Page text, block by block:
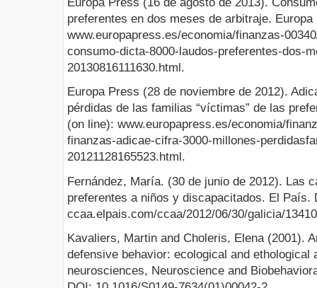
preferentes en dos meses de arbitraje.
www.europapress.es/economia/finanzas-
consumo-dicta-8000-laudos-preferentes-dos-
20130816111630.html.
Europa Press (28 de noviembre de 2012).
pérdidas de las familias “víctimas” de las
(on line): www.europapress.es/economia/
finanzas-adicae-cifra-3000-millones-
20121128165523.html.
Fernández, María. (30 de junio de 2012). Las
preferentes a niños y discapacitados. El País.
ccaa.elpais.com/ccaa/2012/06/30/galicia/
Kavaliers, Martin and Choleris, Elena (2001).
defensive behavior: ecological and ethological
neurosciences, Neuroscience and